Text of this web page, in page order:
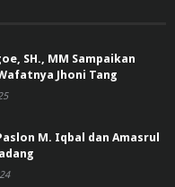
SH., MM Sampaikan
Jhoni Tang
M. Iqbal dan Amasrul